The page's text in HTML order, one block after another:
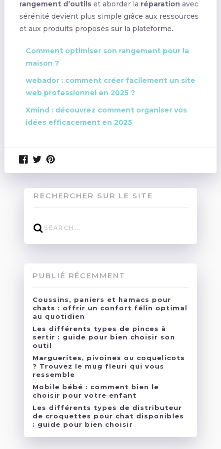
rangement d’outilset aborder la réparation avec
sérénité devient plus simple grâce aux ressources
et aux produits proposés sur la plateforme.
Comment optimiser son rangement pour la
maison ?
webador : comment créer facilement un site
web professionnel en 2025 ?
Xmind : découvrez comment organiser vos
idées efficacement en 2025
RECHERCHER SUR LE SITE
PUBLIÉ RÉCEMMENT
Coussins, paniers et hamacs pour
chats : offrir un confort félin optimal
au quotidien
Les différents types de pinces à
sertir : guide pour bien choisir son
outil
Marguerites, pivoines ou coquelicots
? Trouvez le mug fleuri qui vous
ressemble
Mobile bébé : comment bien le
choisir pour votre enfant
Les différents types de distributeur
de croquettes pour chat disponibles
: guide pour bien choisir